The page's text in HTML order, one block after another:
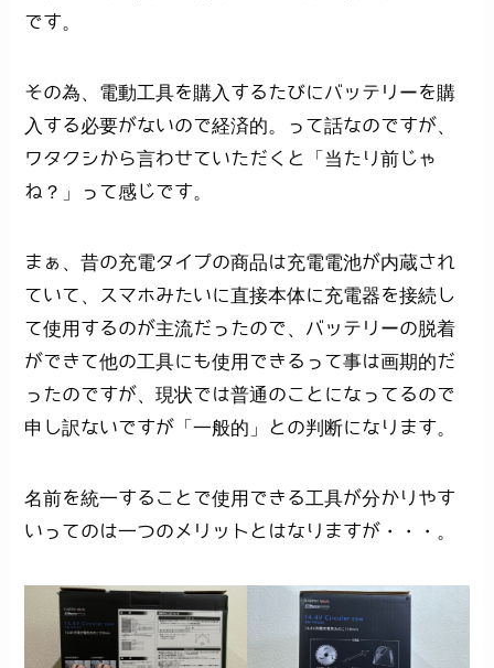
です。
その為、電動工具を購入するたびにバッテリーを購
入する必要がないので経済的。って話なのですが、
ワタクシから言わせていただくと「当たり前じゃ
ね？」って感じです。
まぁ、昔の充電タイプの商品は充電電池が内蔵され
ていて、スマホみたいに直接本体に充電器を接続し
て使用するのが主流だったので、バッテリーの脱着
ができて他の工具にも使用できるって事は画期的だ
ったのですが、現状では普通のことになってるので
申し訳ないですが「一般的」との判断になります。
名前を統一することで使用できる工具が分かりやす
いってのは一つのメリットとはなりますが・・・。